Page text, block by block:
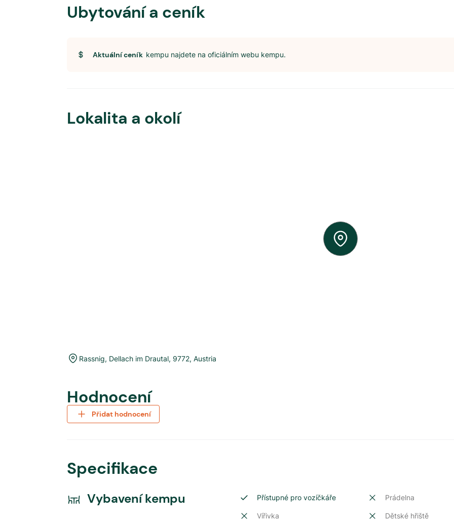
Ubytování a ceník
Aktuální ceník kempu najdete na oficiálním webu kempu.
Lokalita a okolí
Rassnig, Dellach im Drautal, 9772, Austria
Hodnocení
Přidat hodnocení
Specifikace
Vybavení kempu Přístupné pro vozíčkáře Prádelna
Vířivka Dětské hřiště